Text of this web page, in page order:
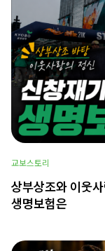
교보스토리
상부상조와 이웃
생명보험은